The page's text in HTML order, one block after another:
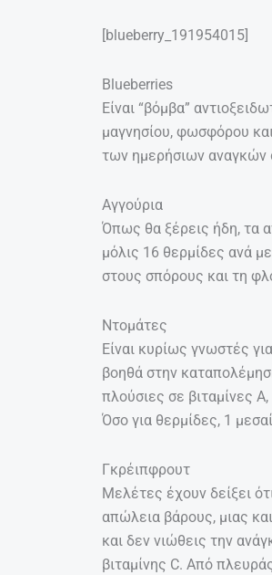
[blueberry_191954015]
Blueberries
Είναι “βόμβα”
μαγνησίου, φωσφόρου
των ημερήσιων αναγκών
Αγγούρια
Όπως θα ξέρεις ήδη, τα
μόλις 16 θερμίδες ανά
στους σπόρους και τη
Ντομάτες
Είναι κυρίως γνωστές
βοηθά στην
πλούσιες σε βιταμίνες
Όσο για θερμίδες, 1
Γκρέιπφρουτ
Μελέτες έχουν δείξει
απώλεια βάρους, μιας
και δεν νιώθεις την
βιταμίνης C. Από